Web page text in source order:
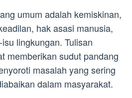
umum adalah kemiskinan,
hak asasi manusia,
lingkungan. Tulisan
memberikan sudut pandang
masalah yang sering
dalam masyarakat.